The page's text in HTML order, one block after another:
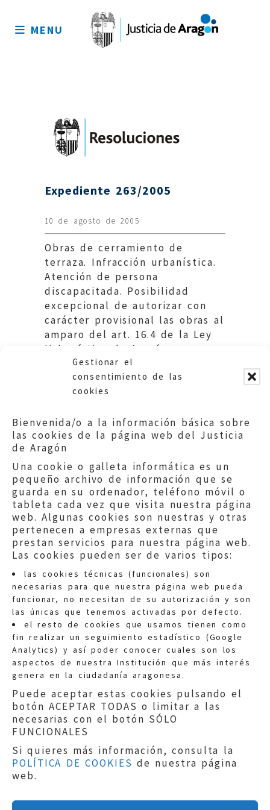
Gestionar el
consentimiento de las
cookies
Bienvenida/o a la información básica sobre
las cookies de la página web del Justicia
de Aragón
Una cookie o galleta informática es un
pequeño archivo de información que se
guarda en su ordenador, teléfono móvil o
tableta cada vez que visita nuestra página
web. Algunas cookies son nuestras y otras
pertenecen a empresas externas que
prestan servicios para nuestra página web.
Las cookies pueden ser de varios tipos:
las cookies técnicas (funcionales) son
necesarias para que nuestra página web pueda
funcionar, no necesitan de su autorización y son
las únicas que tenemos activadas por defecto.
el resto de cookies que usamos tienen como
fin realizar un seguimiento estadístico (Google
Analytics) y así poder conocer cuales son los
aspectos de nuestra Institución que más interés
genera en la ciudadanía aragonesa.
Puede aceptar estas cookies pulsando el
botón ACEPTAR TODAS o limitar a las
necesarias con el botón SÓLO
FUNCIONALES
Si quieres más información, consulta la
POLÍTICA DE COOKIES de nuestra página
web.
sitio
MENU
Expediente 263/2005
10 de agosto de 2005
Obras de cerramiento de
terraza. Infracción urbanística.
Atención de persona
discapacitada. Posibilidad
excepcional de autorizar con
carácter provisional las obras al
amparo del art. 16.4 de la Ley
Urbanística de Aragón.
Ayuntamiento de Zaragoza
Quejas:quejas@eljusticiadearagon.es
Información general:
informacion@eljusticiadearagon.es
Teléfonos:900 210 210/
Aviso legal|Política de privacidad|
Protección de Datos